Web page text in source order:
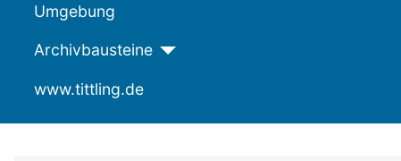
Umgebung
Archivbausteine
www.tittling.de